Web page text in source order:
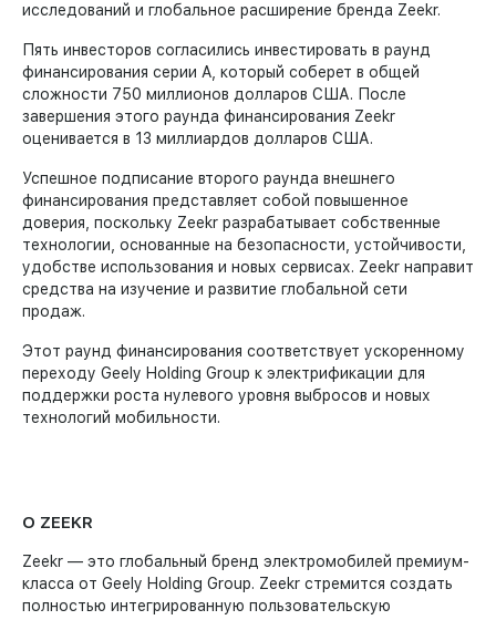
исследований и глобальное расширение бренда Zeekr.
Пять инвесторов согласились инвестировать в раунд
финансирования серии A, который соберет в общей
сложности 750 миллионов долларов США. После
завершения этого раунда финансирования Zeekr
оценивается в 13 миллиардов долларов США.
Успешное подписание второго раунда внешнего
финансирования представляет собой повышенное
доверия, поскольку Zeekr разрабатывает собственные
технологии, основанные на безопасности, устойчивости,
удобстве использования и новых сервисах. Zeekr направит
средства на изучение и развитие глобальной сети
продаж.
Этот раунд финансирования соответствует ускоренному
переходу Geely Holding Group к электрификации для
поддержки роста нулевого уровня выбросов и новых
технологий мобильности.
О ZEEKR
Zeekr — это глобальный бренд электромобилей премиум-
класса от Geely Holding Group. Zeekr стремится создать
полностью интегрированную пользовательскую